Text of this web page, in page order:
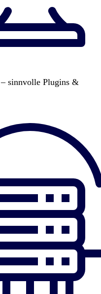
– sinnvolle Plugins &